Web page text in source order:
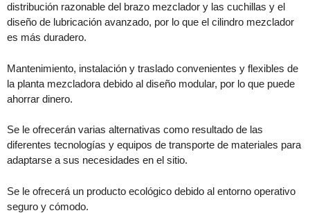
distribución razonable del brazo mezclador y las cuchillas y el
diseño de lubricación avanzado, por lo que el cilindro mezclador
es más duradero.
Mantenimiento, instalación y traslado convenientes y flexibles de
la planta mezcladora debido al diseño modular, por lo que puede
ahorrar dinero.
Se le ofrecerán varias alternativas como resultado de las
diferentes tecnologías y equipos de transporte de materiales para
adaptarse a sus necesidades en el sitio.
Se le ofrecerá un producto ecológico debido al entorno operativo
seguro y cómodo.